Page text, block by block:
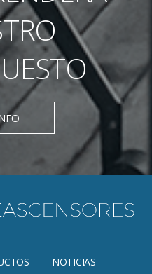
NOTICIAS